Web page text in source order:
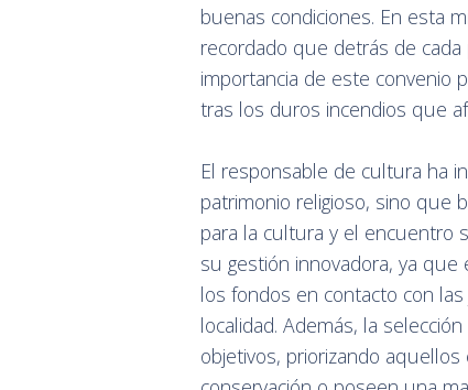
buenas condiciones. En esta
recordado que detrás de
importancia de este convenio
tras los duros incendios que
El responsable de cultura ha
patrimonio religioso, sino que
para la cultura y el encuentro
su gestión innovadora, ya
los fondos en contacto con
localidad. Además, la
objetivos, priorizando